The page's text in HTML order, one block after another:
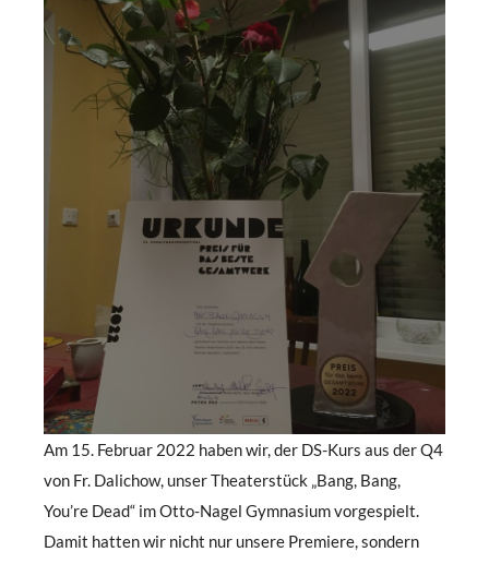
Am 15. Februar 2022 haben wir, der DS-Kurs aus der Q4
von Fr. Dalichow, unser Theaterstück „Bang, Bang,
You’re Dead“ im Otto-Nagel Gymnasium vorgespielt.
Damit hatten wir nicht nur unsere Premiere, sondern